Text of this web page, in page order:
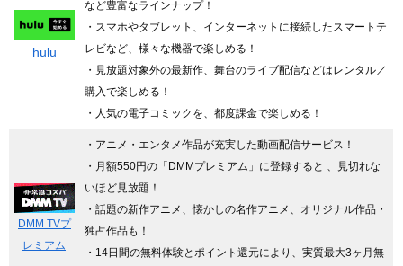
hulu
など豊富なラインナップ！
・スマホやタブレット、インターネットに接続したスマートテ
レビなど、様々な機器で楽しめる！
・見放題対象外の最新作、舞台のライブ配信などはレンタル／
購入で楽しめる！
・人気の電子コミックを、都度課金で楽しめる！
DMM TVプ
レミアム
・アニメ・エンタメ作品が充実した動画配信サービス！
・月額550円の「DMMプレミアム」に登録すると 、見切れな
いほど見放題！
・話題の新作アニメ、懐かしの名作アニメ、オリジナル作品・
独占作品も！
・14日間の無料体験とポイント還元により、実質最大3ヶ月無